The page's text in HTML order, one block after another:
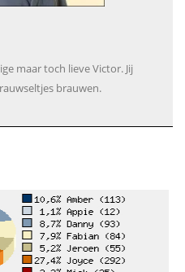
maar toch lieve Victor. Jij
brauwen.